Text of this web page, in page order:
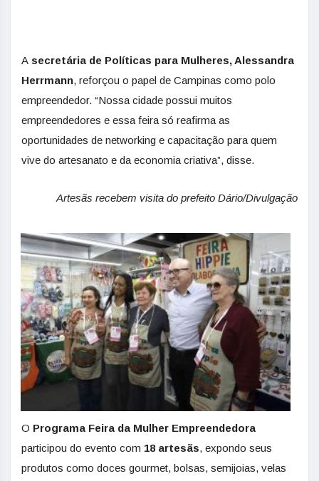
A secretária de Políticas para Mulheres, Alessandra
Herrmann, reforçou o papel de Campinas como polo
empreendedor. “Nossa cidade possui muitos
empreendedores e essa feira só reafirma as
oportunidades de networking e capacitação para quem
vive do artesanato e da economia criativa”, disse.
Artesãs recebem visita do prefeito Dário/Divulgação
O Programa Feira da Mulher Empreendedora
participou do evento com 18 artesãs, expondo seus
produtos como doces gourmet, bolsas, semijoias, velas